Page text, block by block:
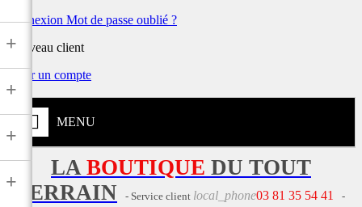
Connexion Mot de passe oublié ?
Nouveau client
Créer un compte
MENU
+
+
+
+
LA BOUTIQUE DU TOUT
TERRAIN
- Service client local_phone03 81 35 54 41
-